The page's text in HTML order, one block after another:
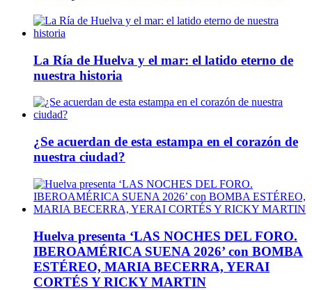
La Ría de Huelva y el mar: el latido eterno de
nuestra historia
¿Se acuerdan de esta estampa en el corazón de
nuestra ciudad?
Huelva presenta ‘LAS NOCHES DEL FORO.
IBEROAMÉRICA SUENA 2026’ con BOMBA
ESTÉREO, MARIA BECERRA, YERAI
CORTÉS Y RICKY MARTIN